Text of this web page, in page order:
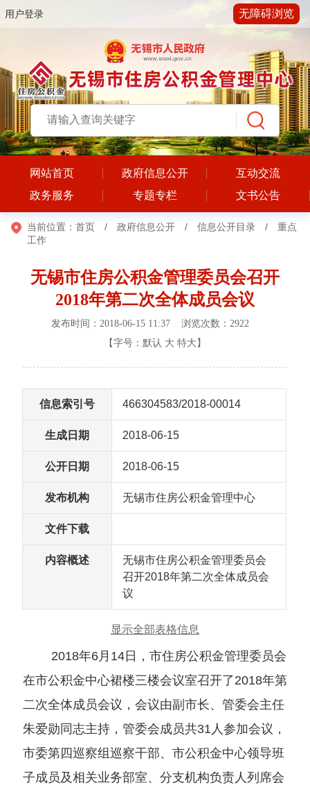
用户登录 无障碍浏览
网站首页 政府信息公开
互动交流
政务服务
专题专栏 文书公告
当前位置： 首页 / 政府信息公开 / 信息公开目录 /
重点
工作
无锡市住房公积金管理委员会召开
2018年第二次全体成员会议
发布时间：2018-06-15 11:37 浏览次数：2922
【字号： 默认 大 特大 】
信息索引号 466304583/2018-00014
生成日期 2018-06-15
公开日期 2018-06-15
发布机构 无锡市住房公积金管理中心
文件下载
内容概述
无锡市住房公积金管理委员会
召开2018年第二次全体成员会
议
显示全部表格信息
2018年6月14日，市住房公积金管理委员会
在市公积金中心裙楼三楼会议室召开了2018年第
二次全体成员会议，会议由副市长、管委会主任
朱爱勋同志主持，管委会成员共31人参加会议，
市委第四巡察组巡察干部、市公积金中心领导班
子成员及相关业务部室、分支机构负责人列席会